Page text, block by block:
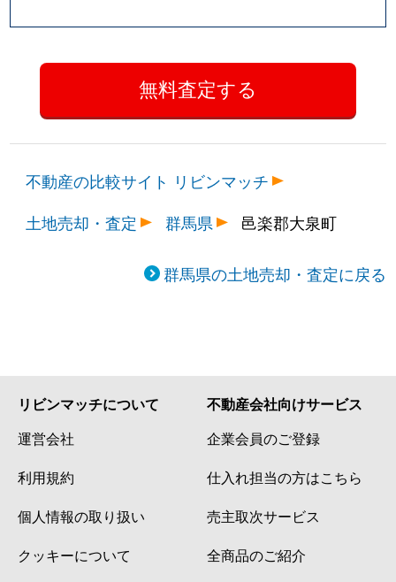
不動産の比較サイト リビンマッチ
土地売却・査定
群馬県 邑楽郡大泉町
群馬県の土地売却・査定に戻る
リビンマッチについて
運営会社
利用規約
個人情報の取り扱い
クッキーについて
不動産会社向けサービス
企業会員のご登録
仕入れ担当の方はこちら
売主取次サービス
全商品のご紹介